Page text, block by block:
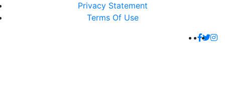
Privacy Statement
Terms Of Use